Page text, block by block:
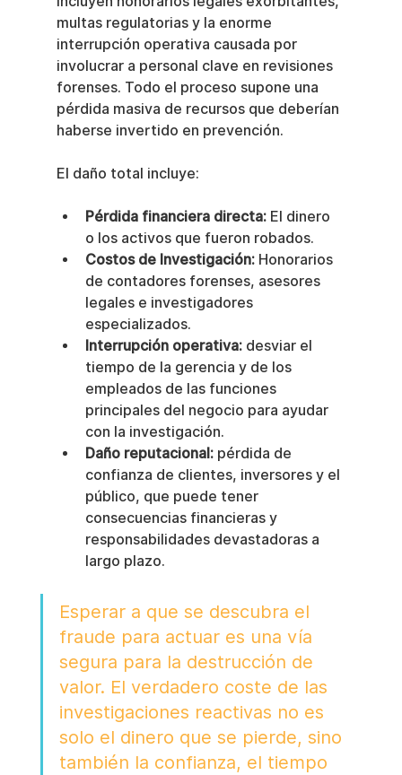
multas regulatorias y la enorme
interrupción operativa causada por
involucrar a personal clave en revisiones
forenses. Todo el proceso supone una
pérdida masiva de recursos que deberían
haberse invertido en prevención.
El daño total incluye:
Pérdida financiera directa: El dinero
o los activos que fueron robados.
Costos de Investigación: Honorarios
de contadores forenses, asesores
legales e investigadores
especializados.
Interrupción operativa: desviar el
tiempo de la gerencia y de los
empleados de las funciones
principales del negocio para ayudar
con la investigación.
Daño reputacional: pérdida de
confianza de clientes, inversores y el
público, que puede tener
consecuencias financieras y
responsabilidades devastadoras a
largo plazo.
Esperar a que se descubra el
fraude para actuar es una vía
segura para la destrucción de
valor. El verdadero coste de las
investigaciones reactivas no es
solo el dinero que se pierde, sino
también la confianza, el tiempo